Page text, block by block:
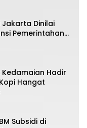
Jakarta Dinilai
Pemerintahan
Kedamaian Hadir
Hangat
Subsidi di